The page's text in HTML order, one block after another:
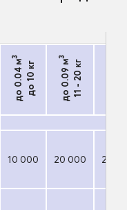
до 10 кг
до 0.04 м
3
11 - 20 кг
до 0.09 м
3
10 000 20 000 27